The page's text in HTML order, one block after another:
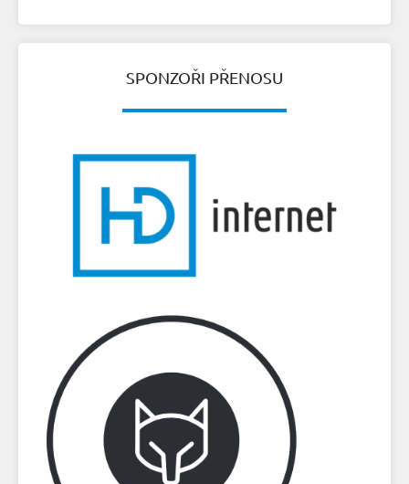
SPONZOŘI PŘENOSU